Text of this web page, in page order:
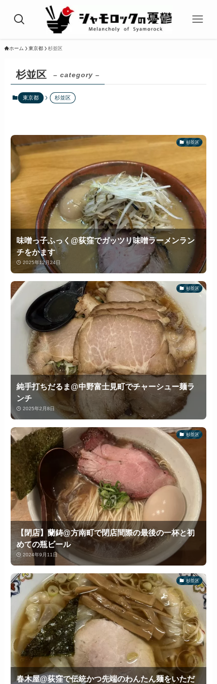
ホーム 東京都 杉並区
杉並区 – category –
東京都 杉並区
杉並区
味噌っ子ふっく@荻窪でガッツリ味噌ラーメンラン
チをかます
2025年12月24日
杉並区
純手打ちだるま@中野富士見町でチャーシュー麺ラ
ンチ
2025年2月8日
杉並区
【閉店】蘭鋳@方南町で閉店間際の最後の一杯と初
めての瓶ビール
2024年9月11日
杉並区
春木屋@荻窪で伝統かつ先端のわんたん麺をいただ